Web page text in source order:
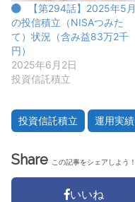
【第294話】2025年5月
の投信積立（NISAつみた
て）状況（含み益83万2千
円）
2025年6月2日
投資信託積立
投資信託積立 運用実績
Share この記事をシェアしよう！
いいね